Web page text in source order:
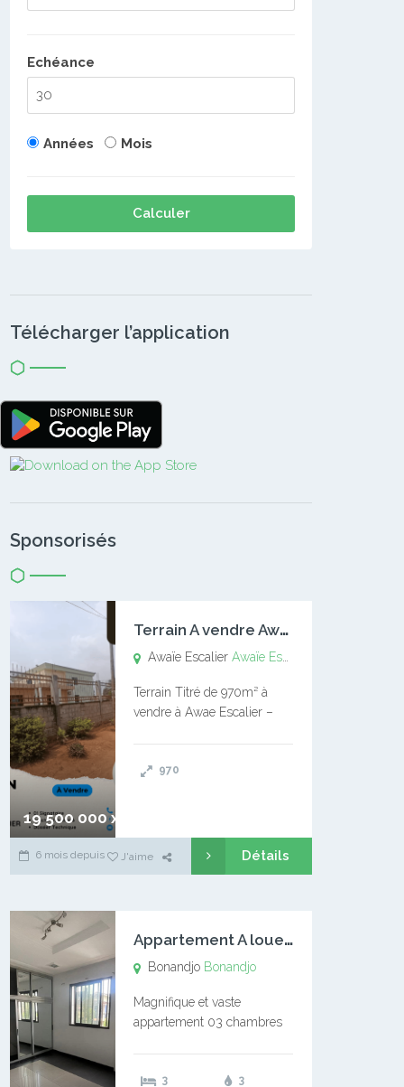
Echéance
Années Mois
Calculer
Télécharger l’application
Sponsorisés
19 500 000 xaf
T
errain A vendre Awaïe Escalier
Awaïe EscalierAwaïe Escalier
Terrain Titré de 970m² à
vendre à Awae Escalier –
l’Université Catholique –
970
6 mois depuis J'aime Détails
A
ppartement A louer Bonandjo
Bonandjo Bonandjo
Magnifique et vaste
appartement 03 chambres
douches 01 vaste salon 01
3
3